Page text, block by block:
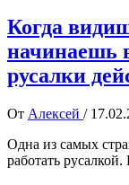
Когда
начинаешь
русалки
От Алексей /
Одна из самых
работать